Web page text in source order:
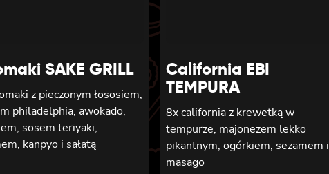
SAKE GRILL
z pieczonym łososiem,
philadelphia, awokado,
sosem teriyaki,
kanpyo i sałatą
California EBI
TEMPURA
8x california z krewetką w
tempurze, majonezem lekko
pikantnym, ogórkiem, sezamem i
masago